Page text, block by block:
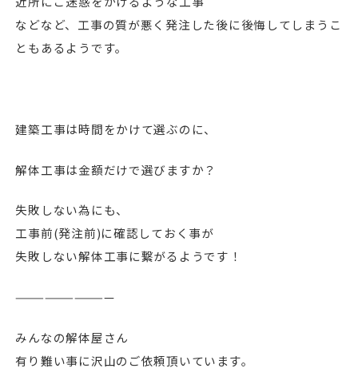
などなど、工事の質が悪く発注した後に後悔してしまうこ
ともあるようです。
建築工事は時間をかけて選ぶのに、
解体工事は金額だけで選びますか？
失敗しない為にも、
工事前(発注前)に確認しておく事が
失敗しない解体工事に繋がるようです！
——————————
みんなの解体屋さん
有り難い事に沢山のご依頼頂いています。